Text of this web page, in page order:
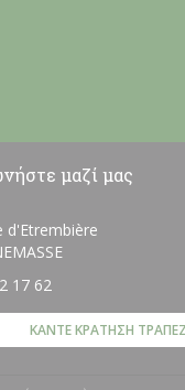
μαζί μας
d'Etrembière
((ανοίγει σε νέο
17 62
ΚΆΝΤΕ ΚΡΆΤΗΣΗ